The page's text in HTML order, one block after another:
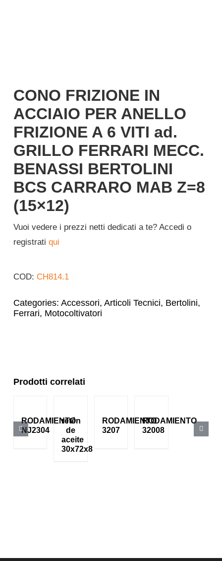
CONO FRIZIONE IN
ACCIAIO PER ANELLO
FRIZIONE A 6 VITI ad.
GRILLO FERRARI MECC.
BENASSI BERTOLINI
BCS CARRARO MAB Z=8
(15×12)
Vuoi vedere i prezzi netti dedicati a te? Accedi o
registrati qui
COD: CH814.1
Categories: Accessori, Articoli Tecnici, Bertolini,
Ferrari, Motocoltivatori
Prodotti correlati
RODAMIENTO
NJ2304
retén
de
aceite
30x72x8
RODAMIENTO
3207
RODAMIENTO
32008